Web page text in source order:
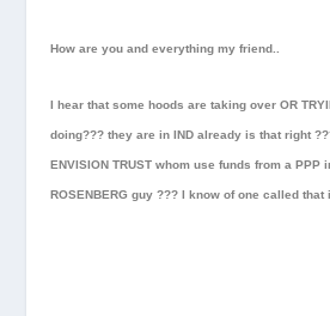
How are you and everything my friend..
I hear that some hoods are taking over OR
doing??? they are in IND already is that right
ENVISION TRUST whom use funds from a PPP
ROSENBERG guy ??? I know of one called that